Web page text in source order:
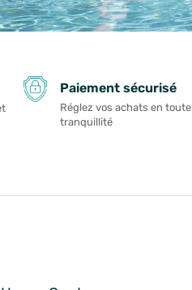
Paiement sécurisé
Réglez vos achats en toute
tranquillité